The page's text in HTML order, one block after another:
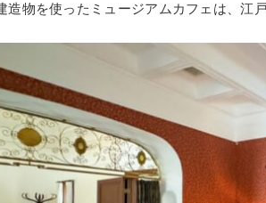
造物を使ったミュージアムカフェは、江